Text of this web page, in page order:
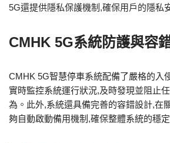
5G還提供隱私保護機制,確保用戶的隱私
CMHK 5G系統防護與容
CMHK 5G智慧停車系統配備了嚴格的入
實時監控系統運行狀況,及時發現並阻止
為。此外,系統還具備完善的容錯設計,在
夠自動啟動備用機制,確保整體系統的穩定